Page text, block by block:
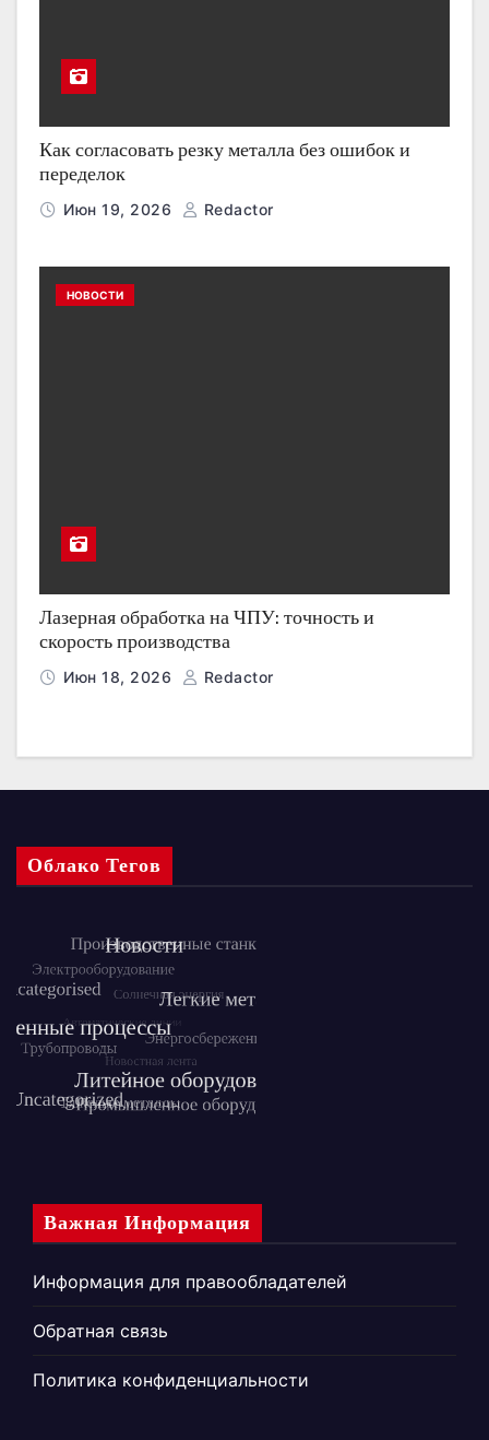
Как согласовать резку металла без ошибок и
переделок
Июн 19, 2026 Redactor
НОВОСТИ
Лазерная обработка на ЧПУ: точность и
скорость производства
Июн 18, 2026 Redactor
Облако Тегов
Важная Информация
Информация для правообладателей
Обратная связь
Политика конфиденциальности